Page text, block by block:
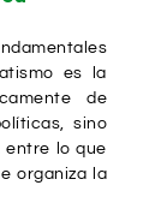
es la
de
sino
entre lo que
organiza la